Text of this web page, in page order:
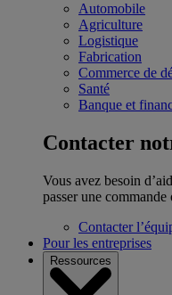
Automobile
Agriculture
Logistique
Fabrication
Commerce de
Santé
Banque et
Contacter
Vous avez besoin
passer une
Contacter
Pour les entreprises
Ressources